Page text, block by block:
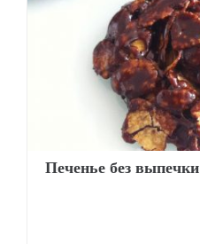
Печенье без выпечки